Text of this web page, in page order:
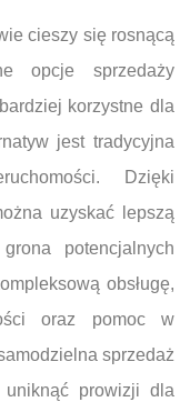
cieszy się rosnącą
opcje sprzedaży
korzystne dla
jest tradycyjna
Dzięki
uzyskać lepszą
potencjalnych
obsługę,
oraz pomoc w
sprzedaż
prowizji dla